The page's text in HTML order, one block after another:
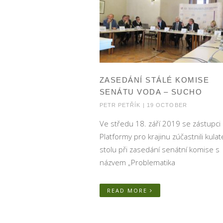
ZASEDÁNÍ STÁLÉ KOMISE
SENÁTU VODA – SUCHO
PETR PETŘÍK | 19 OCTOBER
Ve středu 18. září 2019 se zástupci
Platformy pro krajinu zúčastnili
stolu při zasedání senátní komise s
názvem „Problematika
READ MORE